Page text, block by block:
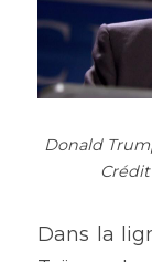
Donald
Dans la